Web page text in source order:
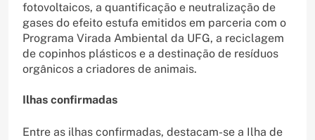
fotovoltaicos, a quantificação e neutralização de
gases do efeito estufa emitidos em parceria com o
Programa Virada Ambiental da UFG, a reciclagem
de copinhos plásticos e a destinação de resíduos
orgânicos a criadores de animais.
Ilhas confirmadas
Entre as ilhas confirmadas, destacam-se a Ilha de